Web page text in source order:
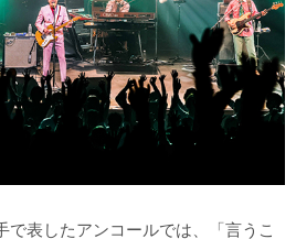
表したアンコールでは、「言うこ